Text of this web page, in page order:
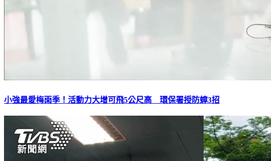
小強最愛梅雨季！活動力大增可飛5公尺高 環保署授防蟑3招